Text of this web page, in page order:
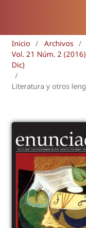
Inicio / Archivos /
Vol. 21 Núm. 2
Dic)
/
Literatura y otros